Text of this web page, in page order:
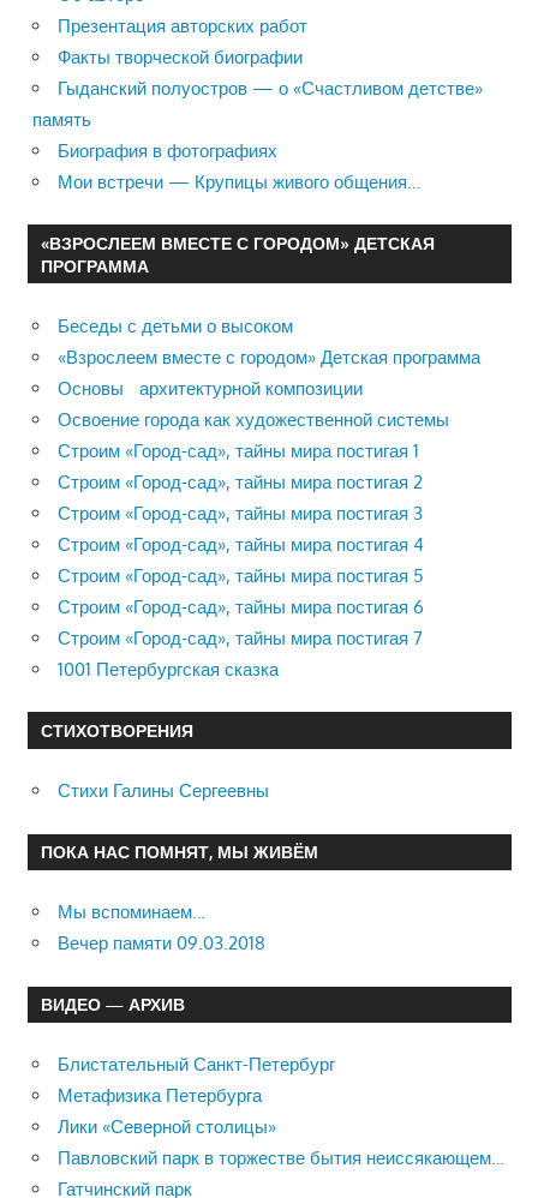
Презентация авторских работ
Факты творческой биографии
Гыданский полуостров — о «Счастливом детстве»
память
Биография в фотографиях
Мои встречи — Крупицы живого общения…
«ВЗРОСЛЕЕМ ВМЕСТЕ С ГОРОДОМ» ДЕТСКАЯ
ПРОГРАММА
Беседы с детьми о высоком
«Взрослеем вместе с городом» Детская программа
Основы архитектурной композиции
Освоение города как художественной системы
Строим «Город-сад», тайны мира постигая 1
Строим «Город-сад», тайны мира постигая 2
Строим «Город-сад», тайны мира постигая 3
Строим «Город-сад», тайны мира постигая 4
Строим «Город-сад», тайны мира постигая 5
Строим «Город-сад», тайны мира постигая 6
Строим «Город-сад», тайны мира постигая 7
1001 Петербургская сказка
СТИХОТВОРЕНИЯ
Стихи Галины Сергеевны
ПОКА НАС ПОМНЯТ, МЫ ЖИВЁМ
Мы вспоминаем…
Вечер памяти 09.03.2018
ВИДЕО — АРХИВ
Блистательный Санкт-Петербург
Метафизика Петербурга
Лики «Северной столицы»
Павловский парк в торжестве бытия неиссякающем…
Гатчинский парк